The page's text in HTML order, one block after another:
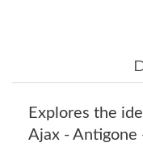
Explores the
Ajax - Antigone